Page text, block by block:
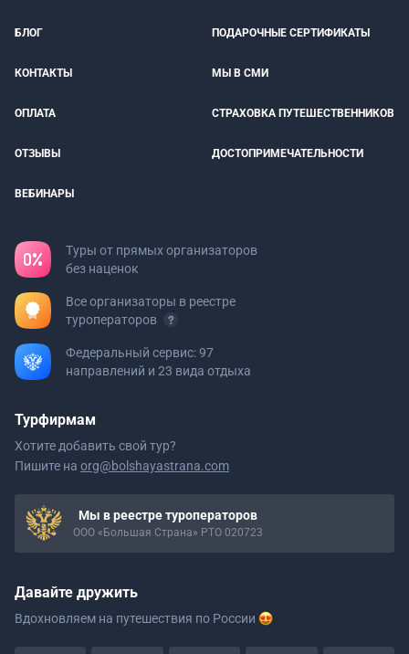
БЛОГ ПОДАРОЧНЫЕ СЕРТИФИКАТЫ
КОНТАКТЫ МЫ В СМИ
ОПЛАТА СТРАХОВКА ПУТЕШЕСТВЕННИКОВ
ОТЗЫВЫ ДОСТОПРИМЕЧАТЕЛЬНОСТИ
ВЕБИНАРЫ
Туры от прямых организаторов
без наценок
Все организаторы в реестре
туроператоров
Федеральный сервис: 97
направлений и 23 вида отдыха
Турфирмам
Хотите добавить свой тур?
Пишите на org@bolshayastrana.com
Мы в реестре туроператоров
ООО «Большая Страна» РТО 020723
Давайте дружить
Вдохновляем на путешествия по России